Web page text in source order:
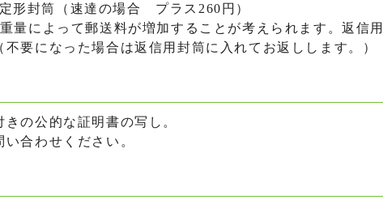
形封筒（速達の場合 プラス260円）
量によって郵送料が増加することが考えられます。返信
要になった場合は返信用封筒に入れてお返しします。）
の公的な証明書の写し。
合わせください。